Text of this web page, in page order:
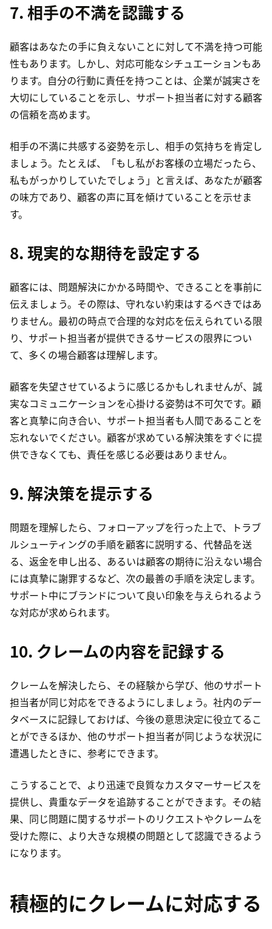
7. 相手の不満を認識する
顧客はあなたの手に負えないことに対して不満を持つ可能
性もあります。しかし、対応可能なシチュエーションもあ
ります。自分の行動に責任を持つことは、企業が誠実さを
大切にしていることを示し、サポート担当者に対する顧客
の信頼を高めます。
相手の不満に共感する姿勢を示し、相手の気持ちを肯定し
ましょう。たとえば、「もし私がお客様の立場だったら、
私もがっかりしていたでしょう」と言えば、あなたが顧客
の味方であり、顧客の声に耳を傾けていることを示せま
す。
8. 現実的な期待を設定する
顧客には、問題解決にかかる時間や、できることを事前に
伝えましょう。その際は、守れない約束はするべきではあ
りません。最初の時点で合理的な対応を伝えられている限
り、サポート担当者が提供できるサービスの限界につい
て、多くの場合顧客は理解します。
顧客を失望させているように感じるかもしれませんが、誠
実なコミュニケーションを心掛ける姿勢は不可欠です。顧
客と真摯に向き合い、サポート担当者も人間であることを
忘れないでください。顧客が求めている解決策をすぐに提
供できなくても、責任を感じる必要はありません。
9. 解決策を提示する
問題を理解したら、フォローアップを行った上で、トラブ
ルシューティングの手順を顧客に説明する、代替品を送
る、返金を申し出る、あるいは顧客の期待に沿えない場合
には真摯に謝罪するなど、次の最善の手順を決定します。
サポート中にブランドについて良い印象を与えられるよう
な対応が求められます。
10. クレームの内容を記録する
クレームを解決したら、その経験から学び、他のサポート
担当者が同じ対応をできるようにしましょう。社内のデー
タベースに記録しておけば、今後の意思決定に役立てるこ
とができるほか、他のサポート担当者が同じような状況に
遭遇したときに、参考にできます。
こうすることで、より迅速で良質なカスタマーサービスを
提供し、貴重なデータを追跡することができます。その結
果、同じ問題に関するサポートのリクエストやクレームを
受けた際に、より大きな規模の問題として認識できるよう
になります。
積極的にクレームに対応する